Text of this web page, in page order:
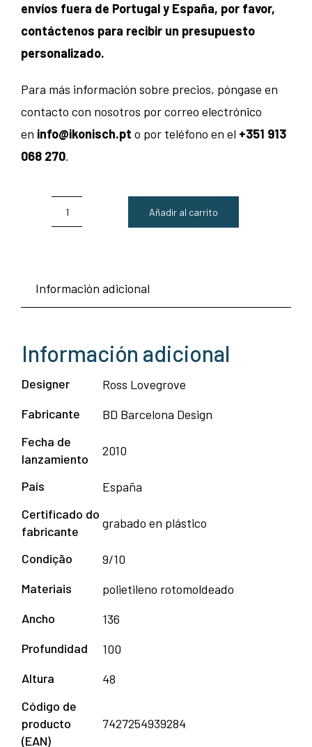
envíos fuera de Portugal y España, por favor,
contáctenos para recibir un presupuesto
personalizado.
Para más información sobre precios, póngase en
contacto con nosotros por correo electrónico
en info@ikonisch.pt o por teléfono en el +351 913
068 270.
-
BD
cantidad
Añadir al carrito
Información adicional
Información adicional
Designer
Ross Lovegrove
Fabricante
BD Barcelona Design
Fecha de
lanzamiento
2010
País
España
Certificado do
fabricante
grabado en plástico
Condição
9/10
Materiais
polietileno rotomoldeado
Ancho
136
Profundidad
100
Altura
48
Código de
producto
(EAN)
7427254939284